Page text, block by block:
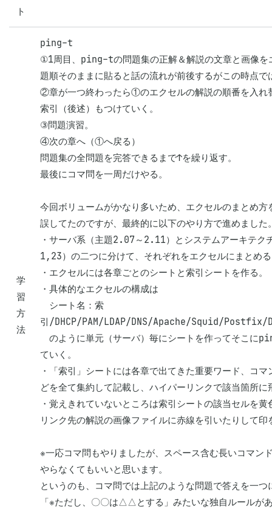
ト
学
習
方
法
ping-t
①1周目、ping-tの問題集の正解＆解説の文章と画像を
題順そのままに貼ると話の流れが前後するがこの時点で
②章が一つ終わったら①のエクセルの解説の順番を入れ
索引（後述）もつけていく。
③問題演習。
④次の章へ（①へ戻る）
問題集の全問題を完答できるまで↑を繰り返す。
最後にコマ問を一周だけやる。
今回ボリュームがかなり多いため、エクセルのまとめ方
誤してたのですが、最終的に以下のやり方で進めました
・サーバ系（主題2.07～2.11）とシステムアーキテク
1,23）の二つに分けて、それぞれをエクセルにまとめ
・エクセルには各章ごとのシートと索引シートを作る。
・具体的なエクセルの構成は
シート名：索
引/DHCP/PAM/LDAP/DNS/Apache/Squid/Postfix/
のように単元（サーバ）毎にシートを作ってそこに
ていく。
・「索引」シートには各章で出てきた重要ワード、コ
どを全て集約して記載し、ハイパーリンクで該当箇所に
・覚えきれていないところは索引シートの該当セルを
リンク先の解説の画像ファイルに赤線を引いたりして印
※一応コマ問もやりましたが、スペース含む長いコマン
やらなくてもいいと思います。
というのも、コマ問では上記のような問題で答えを一
「※ただし、〇〇は△△とする」みたいな独自ルールが